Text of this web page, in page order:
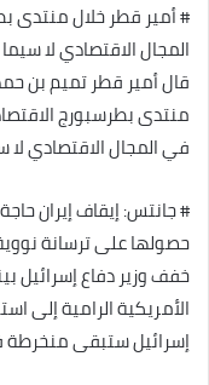
# أمير قطر خلال منتدى
المجال الاقتصادي لا
قال أمير قطر تميم بن
منتدى بطرسبورج
في المجال الاقتصادي
# جانتس: إيقاف إيران
حصولها على ترسانة
خفف وزير دفاع إسرائيل
الأمريكية الرامية إلى
إسرائيل ستبقى